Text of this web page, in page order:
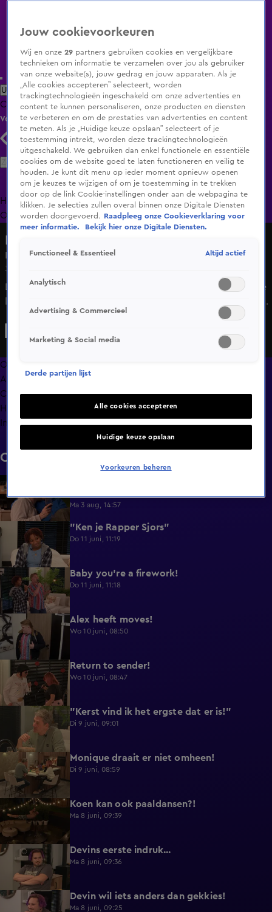
Uitzending Gemist Populaire programma's Zenders Genres
ClipsFilmsRadioSmart TV inlogShop
Volg KIJK
Zoeken
HomeUitzending Gemist Programma's De Bondgenoten
OranjezomerLivestreamsShop
Komt de date van Lynayla nog wel opdagen?
31 okt 2024, 10:11
Lynayla belt haar vriendin om te vertellen dat haar date te
laat is. Hij moet maar een geldige reden hebben, want hier
is ze niet blij mee! Wanneer hij aankomt, zal hij al het werk
tweede indruk van Ariclen beter zijn dan de eerste?
Overzicht
Afleveringen
Clips
Hoe is het nu met?
Info
Clips
6:32
Ma 3 aug, 14:57
0:49 "Ken je Rapper Sjors"
Do 11 juni, 11:19
0:39 Baby you're a firework!
Do 11 juni, 11:18
0:43 Alex heeft moves!
Wo 10 juni, 08:50
0:36 Return to sender!
Wo 10 juni, 08:47
"Kerst vind ik het ergste dat er is!"
Di 9 juni, 09:01
0:29 Monique draait er niet omheen!
Di 9 juni, 08:59
0:38 Koen kan ook paaldansen?!
Ma 8 juni, 09:39
0:30 Devins eerste indruk...
Ma 8 juni, 09:36
0:25 Devin wil iets anders dan gekkies!
Ma 8 juni, 09:25
Jouw cookievoorkeuren
Wij en onze29 partners gebruiken cookies en vergelijkbare
technieken om informatie te verzamelen over jou als gebruiker
van onze website(s), jouw gedrag en jouw apparaten. Als je
„Alle cookies accepteren” selecteert, worden
trackingtechnologieën ingeschakeld om onze advertenties en
content te kunnen personaliseren, onze producten en diensten
te verbeteren en om de prestaties van advertenties en content
te meten. Als je „Huidige keuze opslaan” selecteert of je
toestemming intrekt, worden deze trackingtechnologieën
uitgeschakeld. We gebruiken dan enkel functionele en essentiële
cookies om de website goed te laten functioneren en veilig te
houden. Je kunt dit menu op ieder moment opnieuw openen
om je keuzes te wijzigen of om je toestemming in te trekken
door op de link Cookie-instellingen onder aan de webpagina te
klikken. Je selecties zullen overal binnen onze Digitale Diensten
worden doorgevoerd.
Raadpleeg onze Cookieverklaring voor
meer informatie.
Bekijk hier onze Digitale Diensten.
Functioneel & Essentieel Altijd actief
Analytisch
Advertising & Commercieel
Marketing & Social media
Derde partijen lijst
Alle cookies accepteren
Huidige keuze opslaan
Voorkeuren beheren